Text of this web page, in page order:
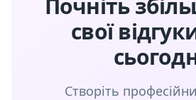
Почніть
свої
Створіть